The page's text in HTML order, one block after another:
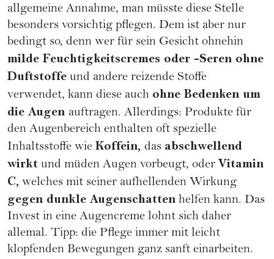
allgemeine Annahme, man müsste diese Stelle
besonders vorsichtig pflegen. Dem ist aber nur
bedingt so, denn wer für sein Gesicht ohnehin
milde Feuchtigkeitscremes oder -Seren ohne
Duftstoffe und andere reizende Stoffe
verwendet, kann diese auch ohne Bedenken um
die Augen auftragen. Allerdings: Produkte für
den Augenbereich enthalten oft spezielle
Inhaltsstoffe wie Koffein, das abschwellend
wirkt und müden Augen vorbeugt, oder Vitamin
C, welches mit seiner aufhellenden Wirkung
gegen dunkle Augenschatten helfen kann. Das
Invest in eine Augencreme lohnt sich daher
allemal. Tipp: die Pflege immer mit leicht
klopfenden Bewegungen ganz sanft einarbeiten.